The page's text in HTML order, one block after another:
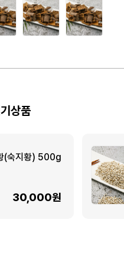
상품
(숙지황) 500g
30,000원